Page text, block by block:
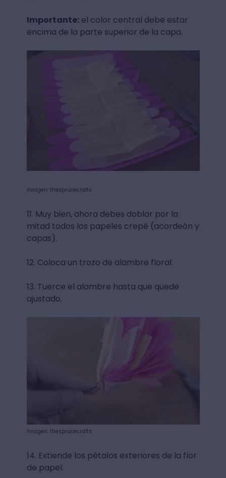
Importante:el color central debe estar
encima de la parte superior de la capa.
Imagen: thesprucecrafts
11. Muy bien, ahora debes doblar por la
mitad todos los papeles crepé (acordeón y
capas).
12. Coloca un trozo de alambre floral.
13. Tuerce el alambre hasta que quede
ajustado.
Imagen: thesprucecrafts
14. Extiende los pétalos exteriores de la flor
de papel.